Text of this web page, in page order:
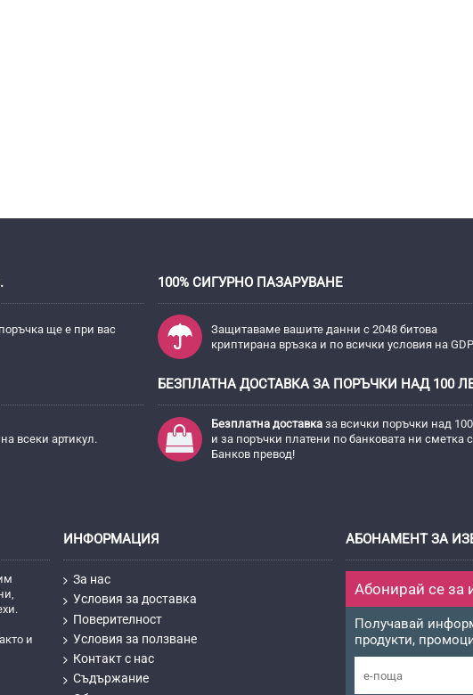
ще е при вас
100% СИГУРНО ПАЗАРУВАНЕ
Защитаваме вашите данни с 2048 битова
криптирана връзка и по всички условия на
всеки артикул.
БЕЗПЛАТНА ДОСТАВКА ЗА ПОРЪЧКИ НАД 100
Безплатна доставказа всички поръчки над
и за поръчки платени по банковата ни сметка с
Банков превод!
и
ИНФОРМАЦИЯ
За нас
Условия за доставка
Поверителност
Условия за ползване
Контакт с нас
Съдържание
АБОНАМЕНТ ЗА
Абонирай се за
Получавай
продукти,